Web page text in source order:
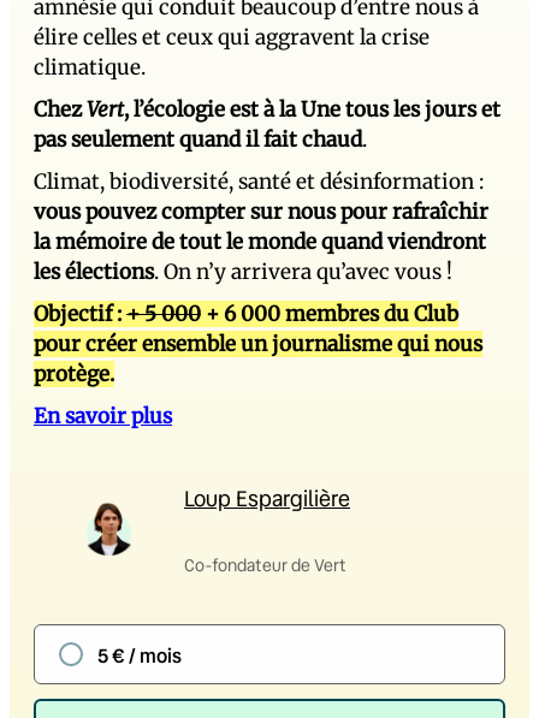
amnésie qui conduit beaucoup d’entre nous à
élire celles et ceux qui aggravent la crise
climatique.
ChezVert, l’écologie est à la Une tous les jours et
pas seulement quand il fait chaud.
Climat, biodiversité, santé et désinformation :
vous pouvez compter sur nous pour rafraîchir
la mémoire de tout le monde quand viendront
les élections. On n’y arrivera qu’avec vous !
Objectif :+ 5 000 + 6 000 membres du Club
pour créer ensemble un journalisme qui nous
protège.
En savoir plus
Loup Espargilière
Co-fondateur de Vert
5 € / mois